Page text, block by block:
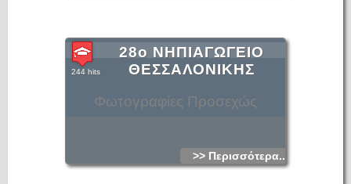
Φωτογραφίες Προσεχώς
28ο ΝΗΠΙΑΓΩΓΕΙΟ
ΘΕΣΣΑΛΟΝΙΚΗΣ
244 hits
>> Περισσότερα...